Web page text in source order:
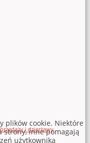
i dzierżawy
plików cookie. Niektóre
strony, inne pomagają
użytkownika